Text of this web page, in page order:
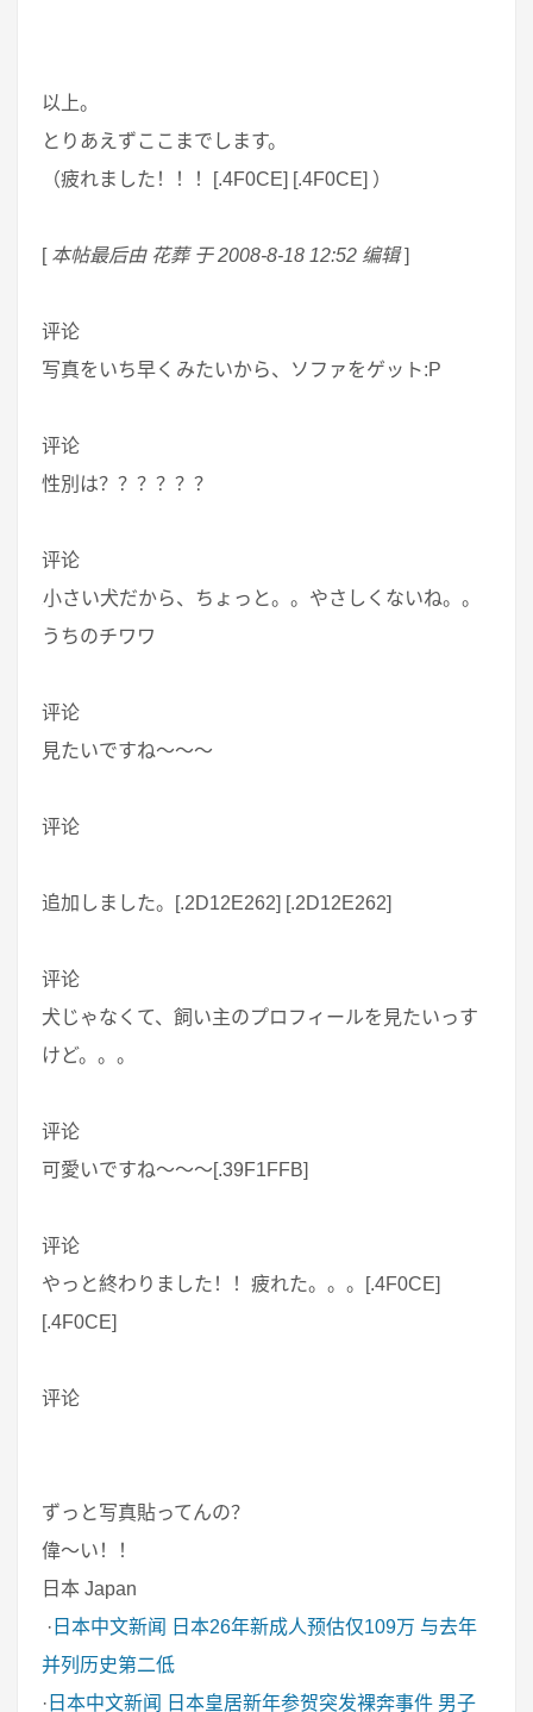
以上。
とりあえずここまでします。
（疲れました！！！[.4F0CE] [.4F0CE] ）
[本帖最后由 花葬 于 2008-8-18 12:52 编辑]
评论
写真をいち早くみたいから、ソファをゲット:P
评论
性別は？？？？？？
评论
小さい犬だから、ちょっと。。やさしくないね。。
うちのチワワ
评论
見たいですね～～～
评论
追加しました。[.2D12E262] [.2D12E262]
评论
犬じゃなくて、飼い主のプロフィールを見たいっす
けど。。。
评论
可愛いですね～～～[.39F1FFB]
评论
やっと終わりました！！疲れた。。。[.4F0CE]
[.4F0CE]
评论
ずっと写真貼ってんの？
偉～い！！
日本 Japan
· 日本中文新闻
日本26年新成人预估仅109万 与去年
并列历史第二低
· 日本中文新闻 日本皇居新年参贺突发裸奔事件 男子